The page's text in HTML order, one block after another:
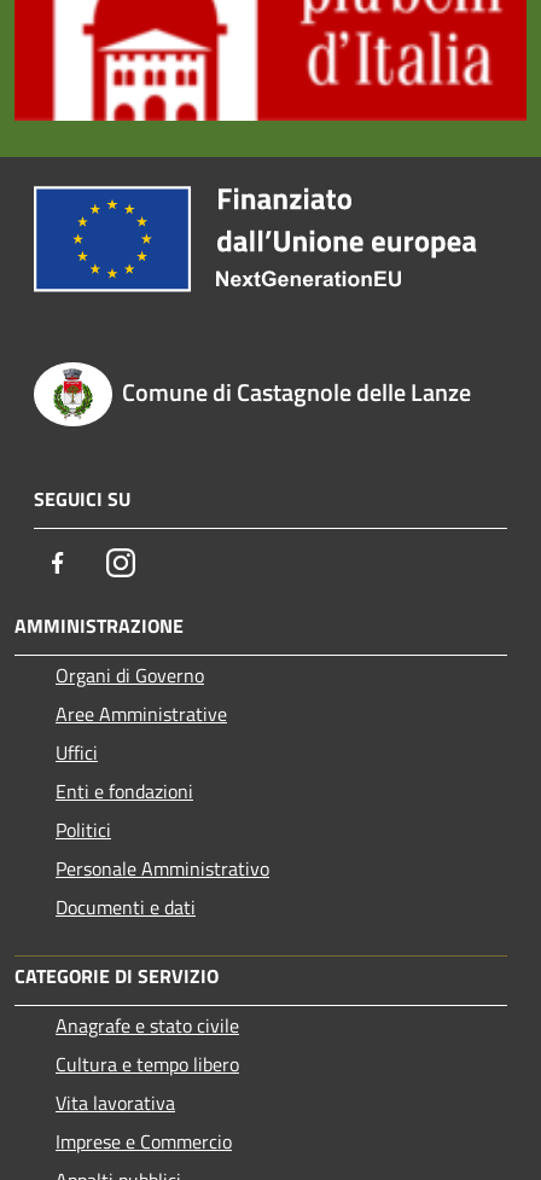
Comune di Castagnole delle Lanze
SEGUICI SU
FacebookInstagram
AMMINISTRAZIONE
Organi di Governo
Aree Amministrative
Uffici
Enti e fondazioni
Politici
Personale Amministrativo
Documenti e dati
CATEGORIE DI SERVIZIO
Anagrafe e stato civile
Cultura e tempo libero
Vita lavorativa
Imprese e Commercio